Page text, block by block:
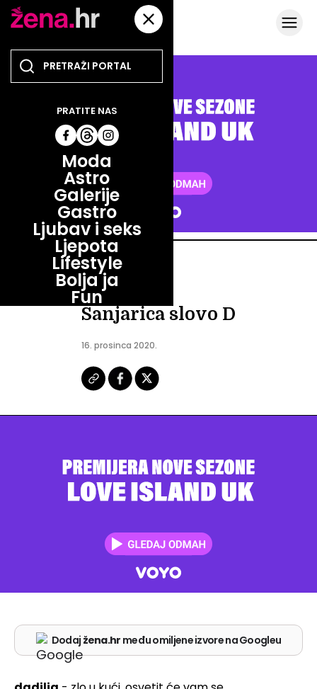
Moda
Astro
Galerije
Gastro
Ljubav i seks
Ljepota
Lifestyle
Bolja ja
Fun
PRATITE NAS
ASTRO
ASTRO
Sanjarica slovo D
16. prosinca 2020.
Dodaj žena.hr među omiljene izvore na Googleu